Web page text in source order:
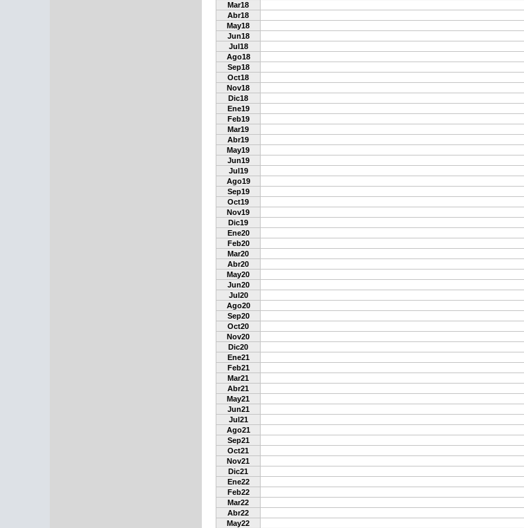
Mar18
Abr18
May18
Jun18
Jul18
Ago18
Sep18
Oct18
Nov18
Dic18
Ene19
Feb19
Mar19
Abr19
May19
Jun19
Jul19
Ago19
Sep19
Oct19
Nov19
Dic19
Ene20
Feb20
Mar20
Abr20
May20
Jun20
Jul20
Ago20
Sep20
Oct20
Nov20
Dic20
Ene21
Feb21
Mar21
Abr21
May21
Jun21
Jul21
Ago21
Sep21
Oct21
Nov21
Dic21
Ene22
Feb22
Mar22
Abr22
May22